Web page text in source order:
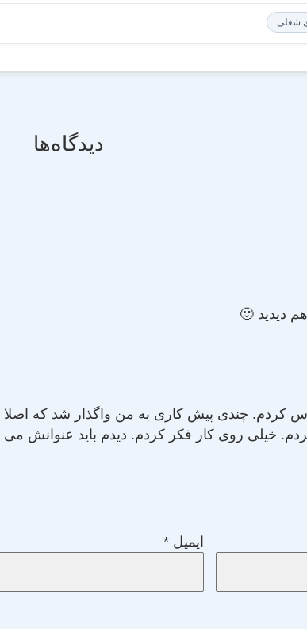
شغلی
دیدگاه‌ها
دیدید 🙂
کردم. چندی پیش کاری به من واگذار شد که
خیلی روی کار فکر کردم. دیدم باید عنوانش می
ایمیل*